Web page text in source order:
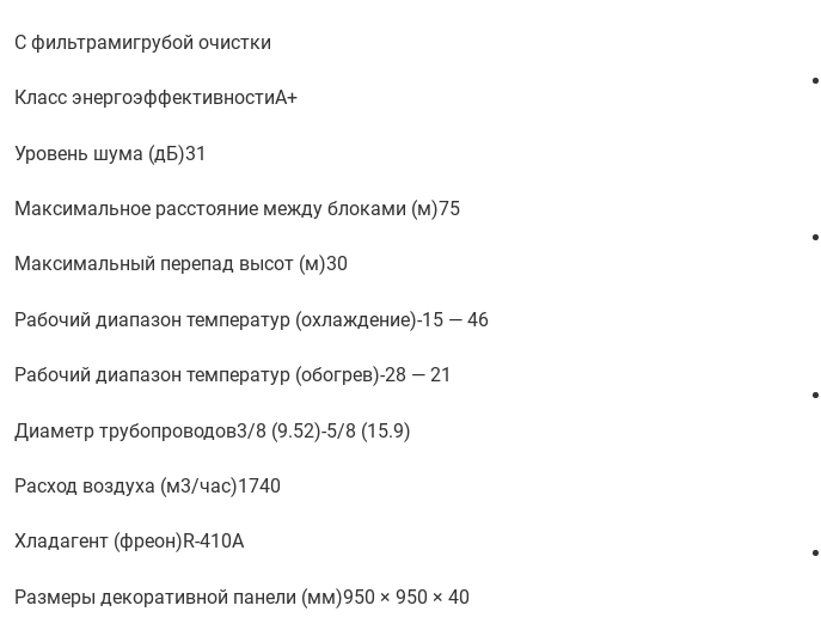
С фильтрамигрубой очистки
Класс энергоэффективностиA+
Уровень шума (дБ)31
Максимальное расстояние между блоками (м)75
Максимальный перепад высот (м)30
Рабочий диапазон температур (охлаждение)-15 — 46
Рабочий диапазон температур (обогрев)-28 — 21
Диаметр трубопроводов3/8 (9.52)-5/8 (15.9)
Расход воздуха (м3/час)1740
Хладагент (фреон)R-410A
Размеры декоративной панели (мм)950 × 950 × 40